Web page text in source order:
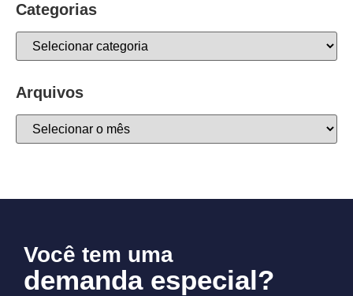
Categorias
Arquivos
Você tem uma
demanda especial?